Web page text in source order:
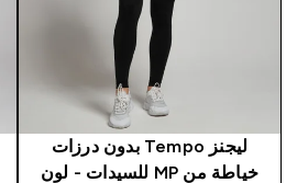
ليجنز Tempo بدون درزات
خياطة من MP للسيدات - لون